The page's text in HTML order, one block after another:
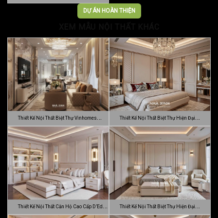
DỰ ÁN HOÀN THIỆN
Thiết Kế Nội Thất Biệt Thự Vinhomes
Gran…
Thiết Kế Nội Thất Biệt Thự Hiện Đại
Sang…
Thiết Kế Nội Thất Căn Hộ Cao Cấp D’Edge Thiết Kế Nội Thất Biệt Thự Hiện Đại